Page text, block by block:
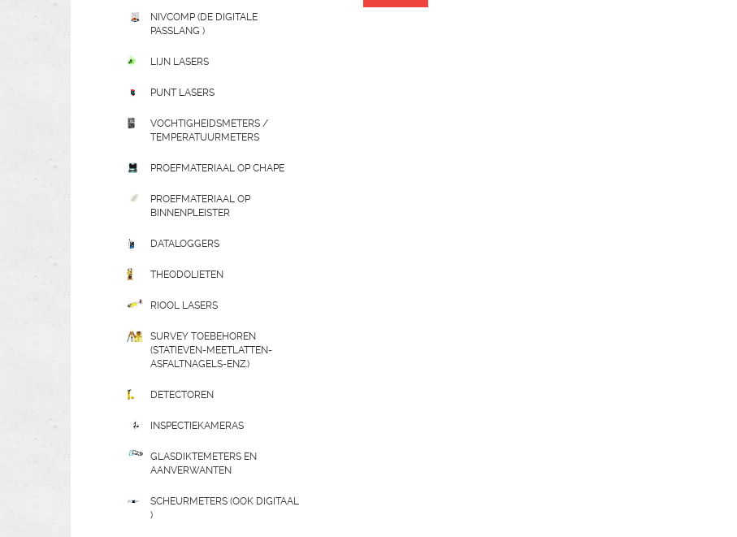
NIVCOMP (DE DIGITALE
PASSLANG )
LIJN LASERS
PUNT LASERS
VOCHTIGHEIDSMETERS /
TEMPERATUURMETERS
PROEFMATERIAAL OP CHAPE
PROEFMATERIAAL OP
BINNENPLEISTER
DATALOGGERS
THEODOLIETEN
RIOOL LASERS
SURVEY TOEBEHOREN
(STATIEVEN-MEETLATTEN-
ASFALTNAGELS-ENZ.)
DETECTOREN
INSPECTIEKAMERAS
GLASDIKTEMETERS EN
AANVERWANTEN
SCHEURMETERS (OOK DIGITAAL
)